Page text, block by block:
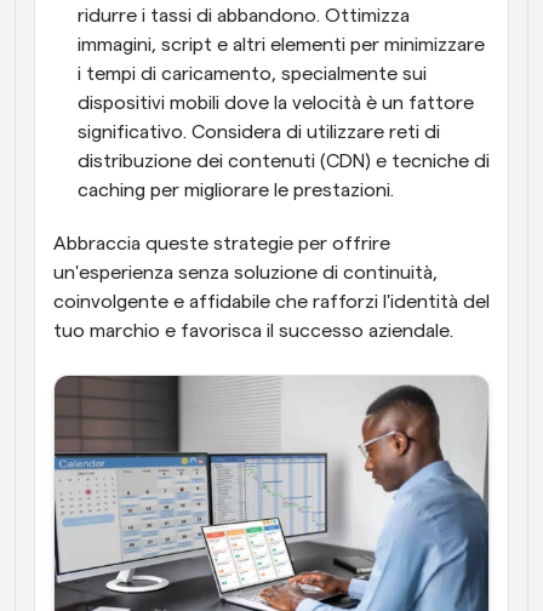
ridurre i tassi di abbandono. Ottimizza
immagini, script e altri elementi per minimizzare
i tempi di caricamento, specialmente sui
dispositivi mobili dove la velocità è un fattore
significativo. Considera di utilizzare reti di
distribuzione dei contenuti (CDN) e tecniche di
caching per migliorare le prestazioni.
Abbraccia queste strategie per offrire
un'esperienza senza soluzione di continuità,
coinvolgente e affidabile che rafforzi l'identità del
tuo marchio e favorisca il successo aziendale.